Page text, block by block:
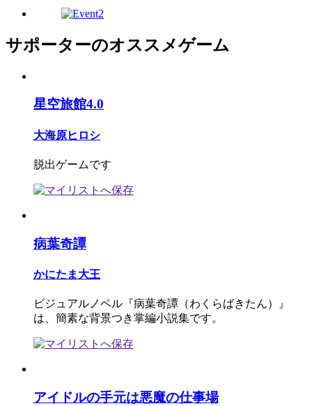
サポーターのオススメゲーム
星空旅館4.0
大海原ヒロシ
脱出ゲームです
病葉奇譚
かにたま大王
ビジュアルノベル『病葉奇譚（わくらばきたん）』
は、簡素な背景つき掌編小説集です。
アイドルの手元は悪魔の仕事場